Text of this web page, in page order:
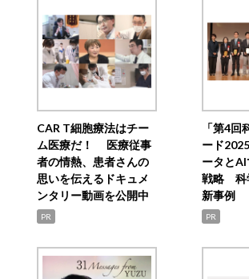
CAR T細胞療法はチー
ム医療だ！ 医療従事
者の情熱、患者さんの
思いを伝えるドキュメ
ンタリー動画を公開中
PR
「第4回
ード
ータと
戦略 科
新事例
PR